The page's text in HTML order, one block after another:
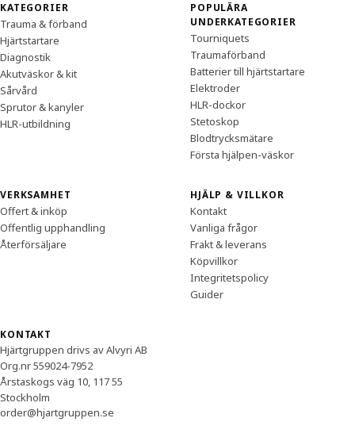
KATEGORIER
Trauma & förband
Hjärtstartare
Diagnostik
Akutväskor & kit
Sårvård
Sprutor & kanyler
HLR-utbildning
POPULÄRA
UNDERKATEGORIER
Tourniquets
Traumaförband
Batterier till hjärtstartare
Elektroder
HLR-dockor
Stetoskop
Blodtrycksmätare
Första hjälpen-väskor
VERKSAMHET
Offert & inköp
Offentlig upphandling
Återförsäljare
HJÄLP & VILLKOR
Kontakt
Vanliga frågor
Frakt & leverans
Köpvillkor
Integritetspolicy
Guider
KONTAKT
Hjärtgruppen drivs av Alvyri AB
Org.nr 559024-7952
Årstaskogs väg 10, 117 55
Stockholm
order@hjartgruppen.se